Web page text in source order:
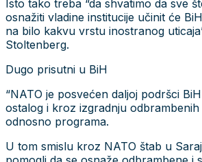
Isto tako treba “da shvatimo da sve
osnažiti vladine institucije učinit će
na bilo kakvu vrstu inostranog
Stoltenberg.
Dugo prisutni u BiH
“NATO je posvećen daljoj podršci
ostalog i kroz izgradnju odbrambenih
odnosno programa.
U tom smislu kroz NATO štab u